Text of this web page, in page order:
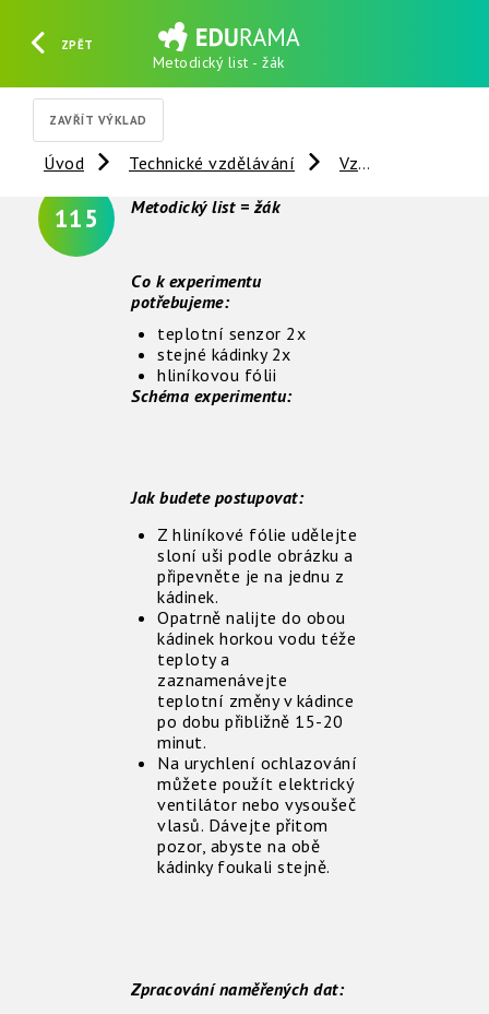
ZPĚT
Metodický list - žák
ZAVŘÍT VÝKLAD
Úvod Technické vzdělávání Vzdálené experimenty
115 Metodický list = žák
Co k experimentu
potřebujeme:
teplotní senzor 2x
stejné kádinky 2x
hliníkovou fólii
Schéma experimentu:
Jak budete postupovat:
Z hliníkové fólie udělejte
sloní uši podle obrázku a
připevněte je na jednu z
kádinek.
Opatrně nalijte do obou
kádinek horkou vodu téže
teploty a
zaznamenávejte
teplotní změny v kádince
po dobu přibližně 15-20
minut.
Na urychlení ochlazování
můžete použít elektrický
ventilátor nebo vysoušeč
vlasů. Dávejte přitom
pozor, abyste na obě
kádinky foukali stejně.
Zpracování naměřených dat: